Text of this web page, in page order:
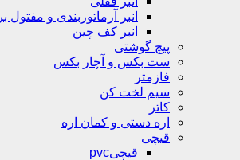
انبر آرماتوربندی و مفتول بر
انبر کف چین
پیچ گوشتی
ست بکس و آچار بکس
فازمتر
سیم لخت کن
کاتر
اره دستی و کمان اره
قیچی
قیچیpvc